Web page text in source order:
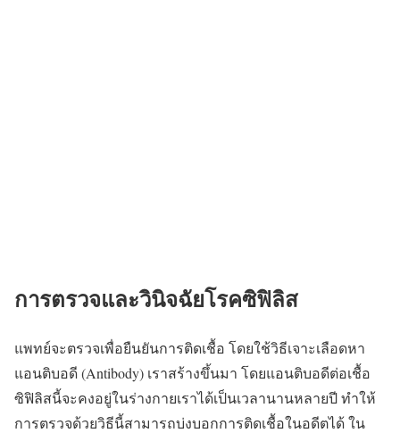
การตรวจและวินิจฉัยโรคซิฟิลิส
แพทย์จะตรวจเพื่อยืนยันการติดเชื้อ โดยใช้วิธีเจาะเลือดหา
แอนติบอดี (Antibody) เราสร้างขึ้นมา โดยแอนติบอดีต่อเชื้อ
ซิฟิลิสนี้จะคงอยู่ในร่างกายเราได้เป็นเวลานานหลายปี ทำให้
การตรวจด้วยวิธีนี้สามารถบ่งบอกการติดเชื้อในอดีตได้ ใน